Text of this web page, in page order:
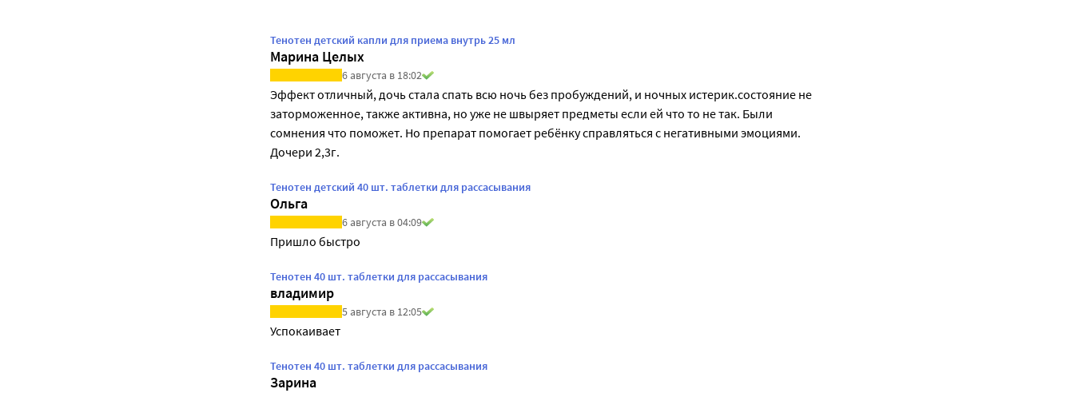
Тенотен детский капли для приема внутрь 25 мл
Марина Целых
6 августа в 18:02
Эффект отличный, дочь стала спать всю ночь без пробуждений, и ночных истерик.состояние не
заторможенное, также активна, но уже не швыряет предметы если ей что то не так. Были
сомнения что поможет. Но препарат помогает ребёнку справляться с негативными эмоциями.
Дочери 2,3г.
Тенотен детский 40 шт. таблетки для рассасывания
Ольга
6 августа в 04:09
Пришло быстро
Тенотен 40 шт. таблетки для рассасывания
владимир
5 августа в 12:05
Успокаивает
Тенотен 40 шт. таблетки для рассасывания
Зарина